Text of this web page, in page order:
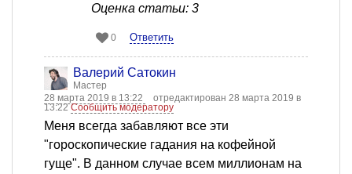
Оценка статьи: 3
0 Ответить
Валерий Сатокин
Мастер
28 марта 2019 в 13:22
отредактирован 28 марта 2019 в
13:22Сообщить модератору
Меня всегда забавляют все эти
"гороскопические гадания на кофейной
гуще". В данном случае всем миллионам на